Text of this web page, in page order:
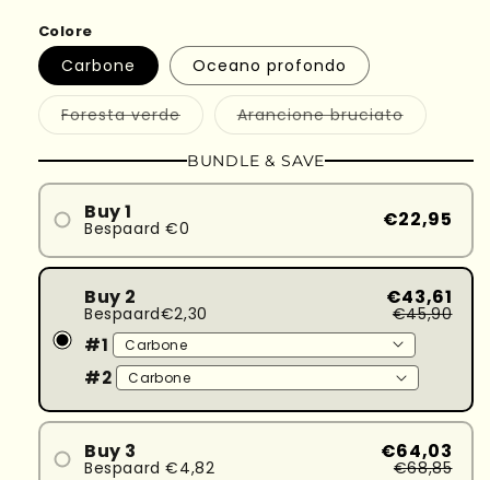
listino
Colore
Carbone Oceano profondo
Foresta verdeVariante
esaurita
non
Arancione bruciatoVariante
esaurita
non
BUNDLE & SAVE
Buy 1
Bespaard €0 €22,95
Buy 2
Bespaard€2,30
€43,61
€45,90
#1
#2
Buy 3
Bespaard €4,82
€64,03
€68,85